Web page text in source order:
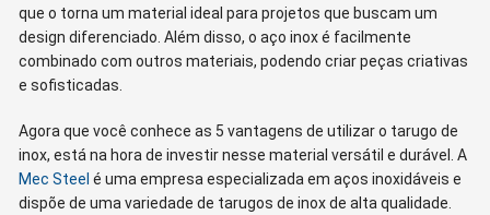
que o torna um material ideal para projetos que buscam um
design diferenciado. Além disso, o aço inox é facilmente
combinado com outros materiais, podendo criar peças criativas
e sofisticadas.
Agora que você conhece as 5 vantagens de utilizar o tarugo de
inox, está na hora de investir nesse material versátil e durável. A
Mec Steel é uma empresa especializada em aços inoxidáveis e
dispõe de uma variedade de tarugos de inox de alta qualidade.